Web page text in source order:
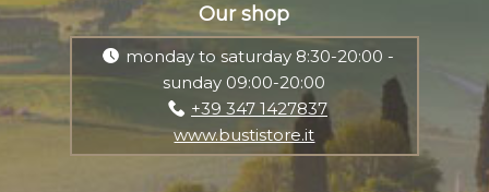
Our shop
monday to saturday 8:30-20:00 -
sunday 09:00-20:00
+39 347 1427837
www.bustistore.it